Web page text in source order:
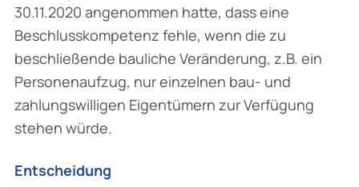
30.11.2020 angenommen hatte, dass eine
Beschlusskompetenz fehle, wenn die zu
beschließende bauliche Veränderung, z.B. ein
Personenaufzug, nur einzelnen bau- und
zahlungswilligen Eigentümern zur Verfügung
stehen würde.
Entscheidung